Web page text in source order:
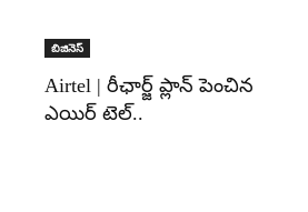
బిజినెస్
Airtel | రీఛార్జ్ ప్లాన్ పెంచిన
ఎయిర్ టెల్..